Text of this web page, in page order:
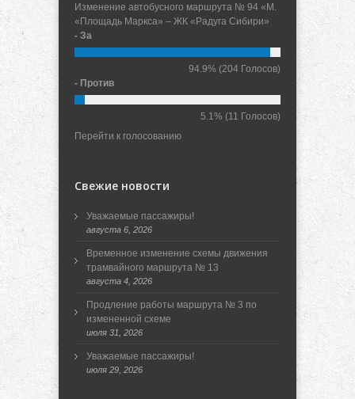
Изменение автобусного маршрута № 94 «М.
«Площадь Маркса» – ЖК «Радуга Сибири»
- За
94.9% (204 Голосов)
- Против
5.1% (11 Голосов)
Перейти к голосованию
Свежие новости
Уважаемые пассажиры!
августа 6, 2026
Временное изменение схемы движения
трамвайного маршрута № 13
августа 4, 2026
Продление работы маршрута № 3 по
измененной схеме
июля 31, 2026
Уважаемые пассажиры!
июля 29, 2026